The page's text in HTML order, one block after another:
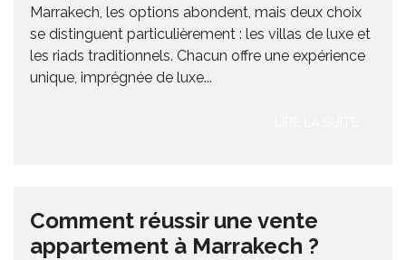
Marrakech, les options abondent, mais deux choix
se distinguent particulièrement : les villas de luxe et
les riads traditionnels. Chacun offre une expérience
unique, imprégnée de luxe...
Comment réussir une vente
appartement à Marrakech ?